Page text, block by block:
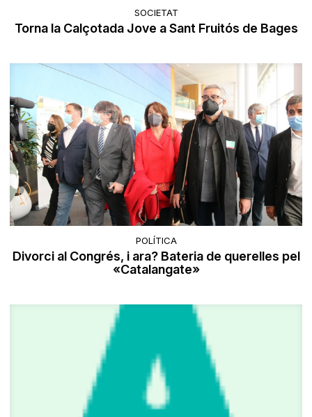
SOCIETAT
Torna la Calçotada Jove a Sant Fruitós de Bages
POLÍTICA
Divorci al Congrés, i ara? Bateria de querelles pel
«Catalangate»